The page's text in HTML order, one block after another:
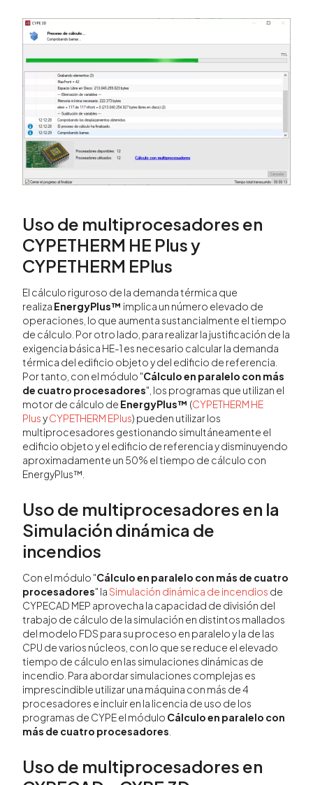
Uso de multiprocesadores en
CYPETHERM HE Plus y
CYPETHERM EPlus
El cálculo riguroso de la demanda térmica que
realiza EnergyPlus™ implica un número elevado de
operaciones, lo que aumenta sustancialmente el tiempo
de cálculo. Por otro lado, para realizar la justificación de la
exigencia básica HE-1 es necesario calcular la demanda
térmica del edificio objeto y del edificio de referencia.
Por tanto, con el módulo "Cálculo en paralelo con más
de cuatro procesadores", los programas que utilizan el
motor de cálculo de EnergyPlus™ (CYPETHERM HE
PlusyCYPETHERM EPlus) pueden utilizar los
multiprocesadores gestionando simultáneamente el
edificio objeto y el edificio de referencia y disminuyendo
aproximadamente un 50% el tiempo de cálculo con
EnergyPlus™.
Uso de multiprocesadores en la
Simulación dinámica de
incendios
Con el módulo "Cálculo en paralelo con más de cuatro
procesadores" laSimulación dinámica de incendios de
CYPECAD MEP aprovecha la capacidad de división del
trabajo de cálculo de la simulación en distintos mallados
del modelo FDS para su proceso en paralelo y la de las
CPU de varios núcleos, con lo que se reduce el elevado
tiempo de cálculo en las simulaciones dinámicas de
incendio. Para abordar simulaciones complejas es
imprescindible utilizar una máquina con más de 4
procesadores e incluir en la licencia de uso de los
programas de CYPE el módulo Cálculo en paralelo con
más de cuatro procesadores
Uso de multiprocesadores en